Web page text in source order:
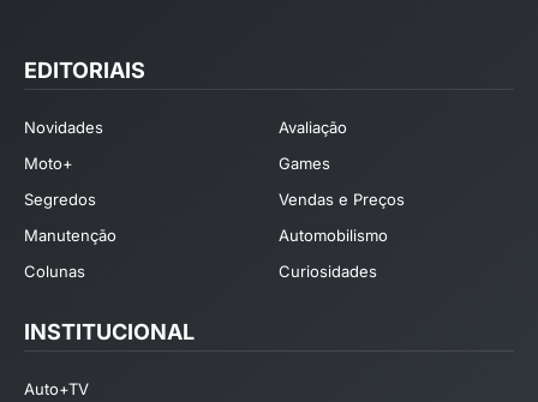
EDITORIAIS
Novidades
Avaliação
Moto+
Games
Segredos
Vendas e Preços
Manutenção
Automobilismo
Colunas
Curiosidades
INSTITUCIONAL
Auto+TV